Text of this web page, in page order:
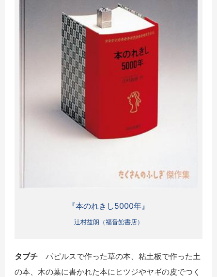
『本のれきし5000年』
辻村益朗（福音館書店）
タブチ パピルスで作った草の本、粘土板で作った土
の本、木の葉に書かれた本にヒツジやヤギの皮でつく